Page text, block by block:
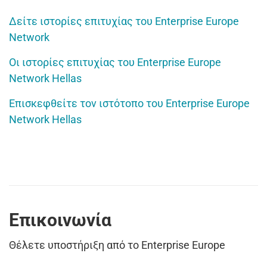
Δείτε ιστορίες επιτυχίας του Enterprise Europe
Network
Οι ιστορίες επιτυχίας του Enterprise Europe
Network Hellas
Επισκεφθείτε τον ιστότοπο του Enterprise Europe
Network Hellas
Επικοινωνία
Θέλετε υποστήριξη από το Enterprise Europe